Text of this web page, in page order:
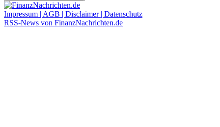
Impressum | AGB | Disclaimer | Datenschutz
RSS-News von FinanzNachrichten.de